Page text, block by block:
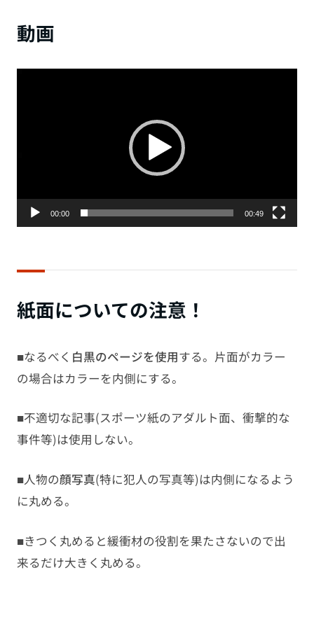
動画
00:00 00:49
紙面についての注意！
■なるべく 白黒のページを使用する。片面がカラー
の場合はカラーを内側にする。
■不適切な記事(スポーツ紙のアダルト面、衝撃的な
事件等)は使用しない。
■人物の顔写真(特に犯人の写真等)は内側になるよう
に丸める。
■きつく丸めると緩衝材の役割を果たさないので出
来るだけ大きく丸める。